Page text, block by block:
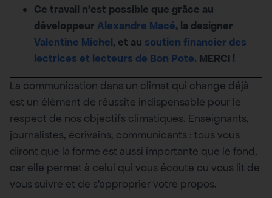
Ce travail n’est possible que grâce au
développeur Alexandre Macé, la designer
Valentine Michel, et au soutien financier des
lectrices et lecteurs de Bon Pote. MERCI !
La communication dans un climat qui change déjà
est un élément de réussite indispensable pour le
respect de nos objectifs climatiques. Enseignants,
journalistes, écrivains, communicants : tous vous
diront que la forme est aussi importante que le fond,
car elle permet à celui qui vous écoute ou vous lit de
vous suivre et de s’approprier votre propos.